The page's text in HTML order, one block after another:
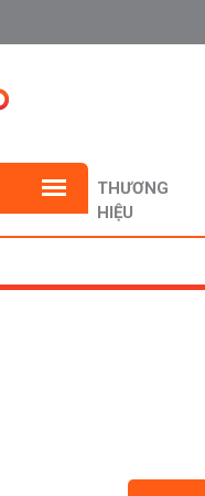
THƯƠNG
HIỆU